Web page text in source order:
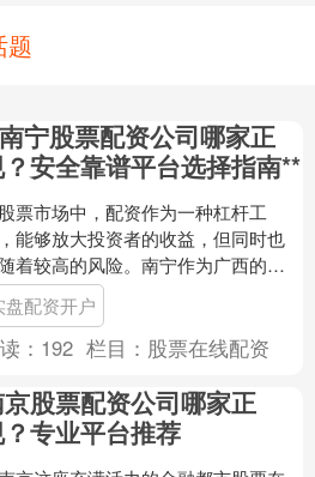
题
宁股票配资公司哪家正
安全靠谱平台选择指南**
票市场中，配资作为一种杠杆工
能够放大投资者的收益，但同时也
着较高的风险。南宁作为广西的经
心，股票配资公司众多，但其中鱼
混杂，如何选择一家正规、....
盘配资开户
： 192 栏目： 股票在线配资
股票配资公司哪家正
专业平台推荐